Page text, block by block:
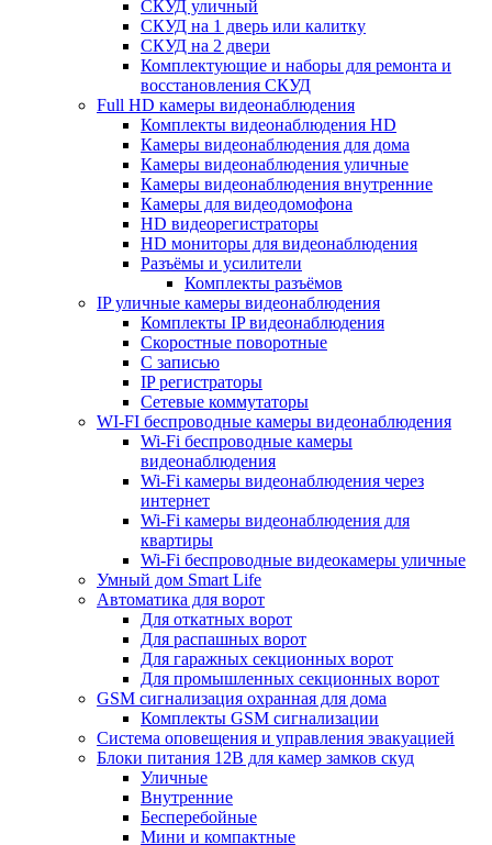
СКУД уличный
СКУД на 1 дверь или калитку
СКУД на 2 двери
Комплектующие и наборы для ремонта и
восстановления СКУД
Full HD камеры видеонаблюдения
Комплекты видеонаблюдения HD
Камеры видеонаблюдения для дома
Камеры видеонаблюдения уличные
Камеры видеонаблюдения внутренние
Камеры для видеодомофона
HD видеорегистраторы
HD мониторы для видеонаблюдения
Разъёмы и усилители
Комплекты разъёмов
IP уличные камеры видеонаблюдения
Комплекты IP видеонаблюдения
Скоростные поворотные
С записью
IP регистраторы
Сетевые коммутаторы
WI-FI беспроводные камеры видеонаблюдения
Wi-Fi беспроводные камеры
видеонаблюдения
Wi-Fi камеры видеонаблюдения через
интернет
Wi-Fi камеры видеонаблюдения для
квартиры
Wi-Fi беспроводные видеокамеры уличные
Умный дом Smart Life
Автоматика для ворот
Для откатных ворот
Для распашных ворот
Для гаражных секционных ворот
Для промышленных секционных ворот
GSM сигнализация охранная для дома
Комплекты GSM сигнализации
Cистема оповещения и управления эвакуацией
Блоки питания 12В для камер замков скуд
Уличные
Внутренние
Бесперебойные
Мини и компактные